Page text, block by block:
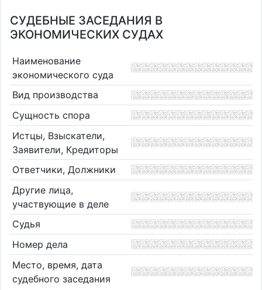
СУДЕБНЫЕ ЗАСЕДАНИЯ В
ЭКОНОМИЧЕСКИХ СУДАХ
Наименование
экономического суда
Вид производства
Сущность спора
Истцы, Взыскатели,
Заявители, Кредиторы
Ответчики, Должники
Другие лица,
участвующие в деле
Судья
Номер дела
Место, время, дата
судебного заседания